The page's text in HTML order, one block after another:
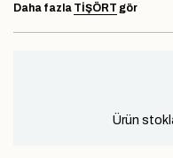
Daha fazla TIŞÖRT gör
Ürün